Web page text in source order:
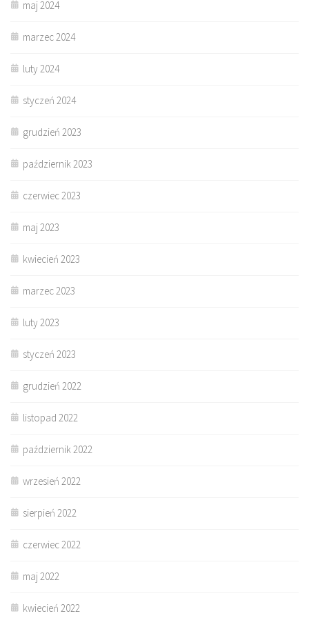
maj 2024
marzec 2024
luty 2024
styczeń 2024
grudzień 2023
październik 2023
czerwiec 2023
maj 2023
kwiecień 2023
marzec 2023
luty 2023
styczeń 2023
grudzień 2022
listopad 2022
październik 2022
wrzesień 2022
sierpień 2022
czerwiec 2022
maj 2022
kwiecień 2022